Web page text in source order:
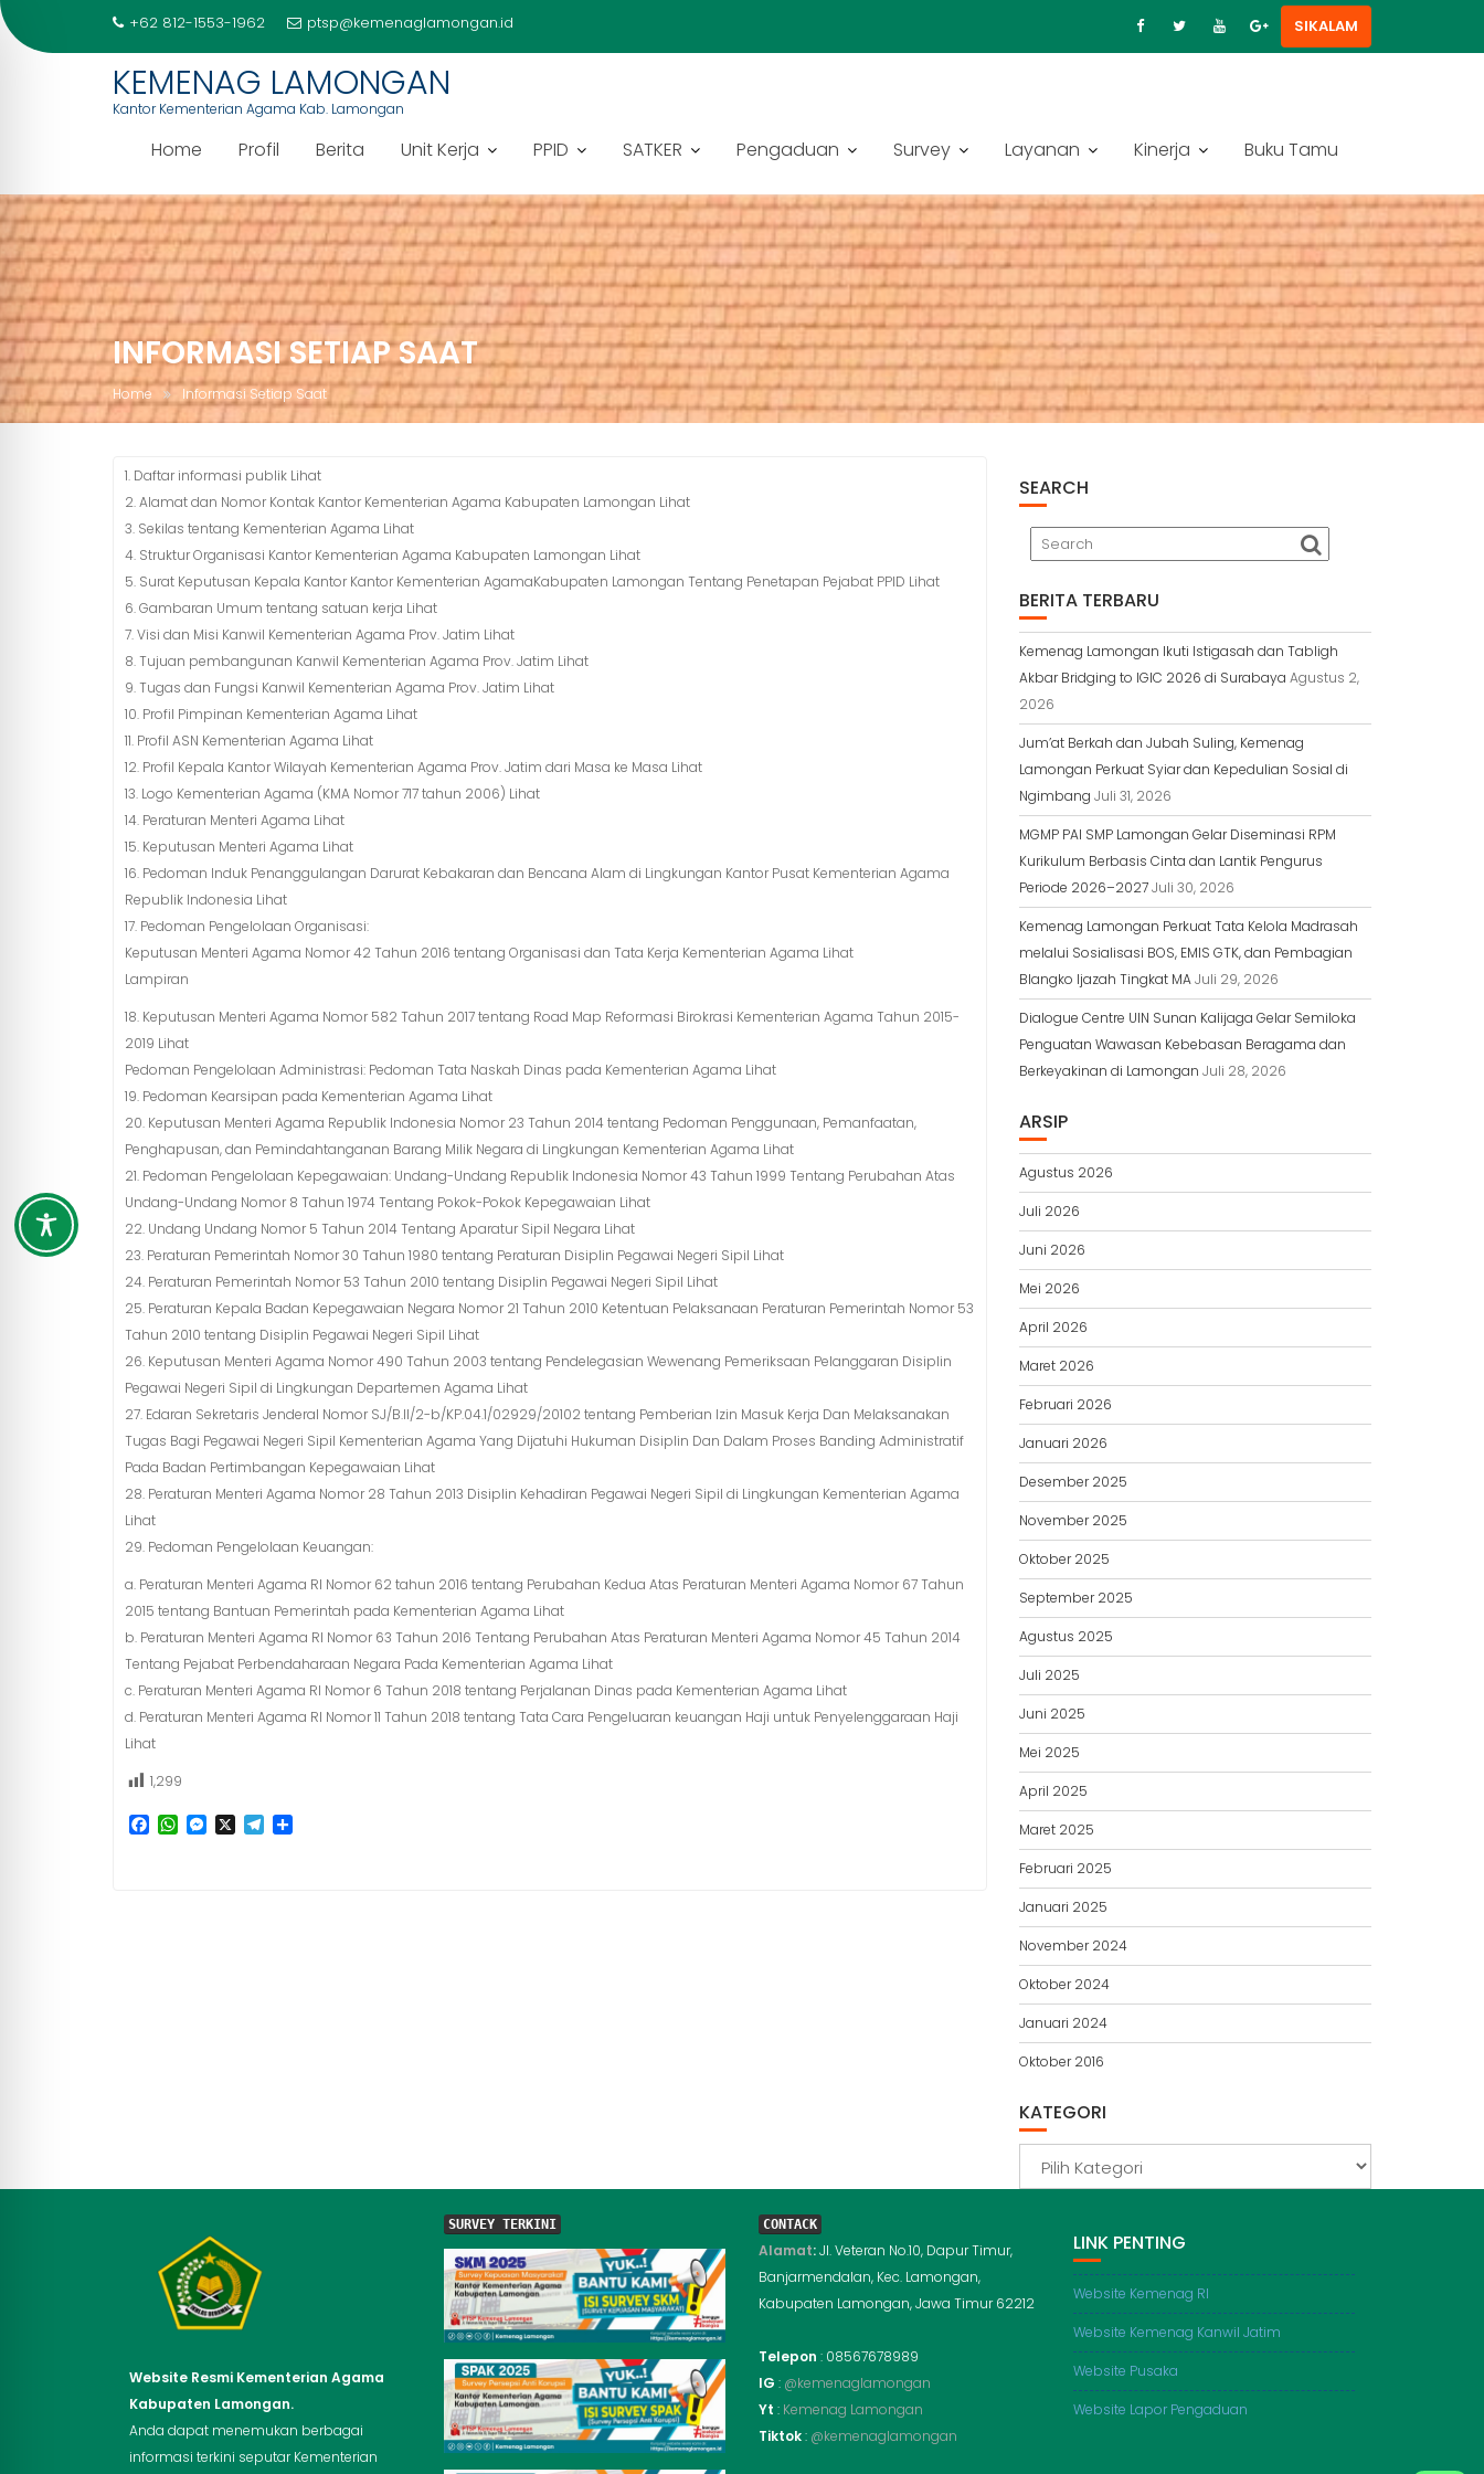
Skip
to
content
+62 812-1553-1962 ptsp@kemenaglamongan.id SIKALAM
KEMENAG LAMONGAN
Kantor Kementerian Agama Kab. Lamongan
Home Profil Berita Unit Kerja PPID SATKER Pengaduan Survey Layanan Kinerja Buku Tamu
INFORMASI SETIAP SAAT
Home Informasi Setiap Saat
1. Daftar informasi publik Lihat
2. Alamat dan Nomor Kontak Kantor Kementerian Agama Kabupaten Lamongan Lihat
3. Sekilas tentang Kementerian Agama Lihat
4. Struktur Organisasi Kantor Kementerian Agama Kabupaten Lamongan Lihat
5. Surat Keputusan Kepala Kantor Kantor Kementerian AgamaKabupaten Lamongan Tentang Penetapan Pejabat PPID Lihat
6. Gambaran Umum tentang satuan kerja Lihat
7. Visi dan Misi Kanwil Kementerian Agama Prov. Jatim Lihat
8. Tujuan pembangunan Kanwil Kementerian Agama Prov. Jatim Lihat
9. Tugas dan Fungsi Kanwil Kementerian Agama Prov. Jatim Lihat
10. Profil Pimpinan Kementerian Agama Lihat
11. Profil ASN Kementerian Agama Lihat
12. Profil Kepala Kantor Wilayah Kementerian Agama Prov. Jatim dari Masa ke Masa Lihat
13. Logo Kementerian Agama (KMA Nomor 717 tahun 2006) Lihat
14. Peraturan Menteri Agama Lihat
15. Keputusan Menteri Agama Lihat
16. Pedoman Induk Penanggulangan Darurat Kebakaran dan Bencana Alam di Lingkungan Kantor Pusat Kementerian Agama
Republik Indonesia Lihat
17. Pedoman Pengelolaan Organisasi:
Keputusan Menteri Agama Nomor 42 Tahun 2016 tentang Organisasi dan Tata Kerja Kementerian Agama Lihat
Lampiran
18. Keputusan Menteri Agama Nomor 582 Tahun 2017 tentang Road Map Reformasi Birokrasi Kementerian Agama Tahun 2015-
2019 Lihat
Pedoman Pengelolaan Administrasi: Pedoman Tata Naskah Dinas pada Kementerian Agama Lihat
19. Pedoman Kearsipan pada Kementerian Agama Lihat
20. Keputusan Menteri Agama Republik Indonesia Nomor 23 Tahun 2014 tentang Pedoman Penggunaan, Pemanfaatan,
Penghapusan, dan Pemindahtanganan Barang Milik Negara di Lingkungan Kementerian Agama Lihat
21. Pedoman Pengelolaan Kepegawaian: Undang-Undang Republik Indonesia Nomor 43 Tahun 1999 Tentang Perubahan Atas
Undang-Undang Nomor 8 Tahun 1974 Tentang Pokok-Pokok Kepegawaian Lihat
22. Undang Undang Nomor 5 Tahun 2014 Tentang Aparatur Sipil Negara Lihat
23. Peraturan Pemerintah Nomor 30 Tahun 1980 tentang Peraturan Disiplin Pegawai Negeri Sipil Lihat
24. Peraturan Pemerintah Nomor 53 Tahun 2010 tentang Disiplin Pegawai Negeri Sipil Lihat
25. Peraturan Kepala Badan Kepegawaian Negara Nomor 21 Tahun 2010 Ketentuan Pelaksanaan Peraturan Pemerintah Nomor 53
Tahun 2010 tentang Disiplin Pegawai Negeri Sipil Lihat
26. Keputusan Menteri Agama Nomor 490 Tahun 2003 tentang Pendelegasian Wewenang Pemeriksaan Pelanggaran Disiplin
Pegawai Negeri Sipil di Lingkungan Departemen Agama Lihat
27. Edaran Sekretaris Jenderal Nomor SJ/B.II/2-b/KP.04.1/02929/20102 tentang Pemberian Izin Masuk Kerja Dan Melaksanakan
Tugas Bagi Pegawai Negeri Sipil Kementerian Agama Yang Dijatuhi Hukuman Disiplin Dan Dalam Proses Banding Administratif
Pada Badan Pertimbangan Kepegawaian Lihat
28. Peraturan Menteri Agama Nomor 28 Tahun 2013 Disiplin Kehadiran Pegawai Negeri Sipil di Lingkungan Kementerian Agama
Lihat
29. Pedoman Pengelolaan Keuangan:
a. Peraturan Menteri Agama RI Nomor 62 tahun 2016 tentang Perubahan Kedua Atas Peraturan Menteri Agama Nomor 67 Tahun
2015 tentang Bantuan Pemerintah pada Kementerian Agama Lihat
b. Peraturan Menteri Agama RI Nomor 63 Tahun 2016 Tentang Perubahan Atas Peraturan Menteri Agama Nomor 45 Tahun 2014
Tentang Pejabat Perbendaharaan Negara Pada Kementerian Agama Lihat
c. Peraturan Menteri Agama RI Nomor 6 Tahun 2018 tentang Perjalanan Dinas pada Kementerian Agama Lihat
d. Peraturan Menteri Agama RI Nomor 11 Tahun 2018 tentang Tata Cara Pengeluaran keuangan Haji untuk Penyelenggaraan Haji
Lihat
1,299
W M X T
SEARCH
BERITA TERBARU
Kemenag Lamongan Ikuti Istigasah dan Tabligh
Akbar Bridging to IGIC 2026 di Surabaya Agustus 2,
2026
Jum’at Berkah dan Jubah Suling, Kemenag
Lamongan Perkuat Syiar dan Kepedulian Sosial di
Ngimbang Juli 31, 2026
MGMP PAI SMP Lamongan Gelar Diseminasi RPM
Kurikulum Berbasis Cinta dan Lantik Pengurus
Periode 2026–2027Juli 30, 2026
Kemenag Lamongan Perkuat Tata Kelola Madrasah
melalui Sosialisasi BOS, EMIS GTK, dan Pembagian
Blangko Ijazah Tingkat MAJuli 29, 2026
Dialogue Centre UIN Sunan Kalijaga Gelar Semiloka
Penguatan Wawasan Kebebasan Beragama dan
Berkeyakinan di Lamongan Juli 28, 2026
ARSIP
Agustus 2026
Juli 2026
Juni 2026
Mei 2026
April 2026
Maret 2026
Februari 2026
Januari 2026
Desember 2025
November 2025
Oktober 2025
September 2025
Agustus 2025
Juli 2025
Juni 2025
Mei 2025
April 2025
Maret 2025
Februari 2025
Januari 2025
November 2024
Oktober 2024
Januari 2024
Oktober 2016
KATEGORI
Website Resmi Kementerian Agama
Kabupaten Lamongan.
Anda dapat menemukan berbagai
informasi terkini seputar Kementerian
SURVEY TERKINI CONTACK
Alamat:Jl. Veteran No.10, Dapur Timur,
Banjarmendalan, Kec. Lamongan,
Kabupaten Lamongan, Jawa Timur 62212
Telepon : 08567678989
IG : @kemenaglamongan
Yt : Kemenag Lamongan
Tiktok: @kemenaglamongan
LINK PENTING
Website Kemenag RI
Website Kemenag Kanwil Jatim
Website Pusaka
Website Lapor Pengaduan